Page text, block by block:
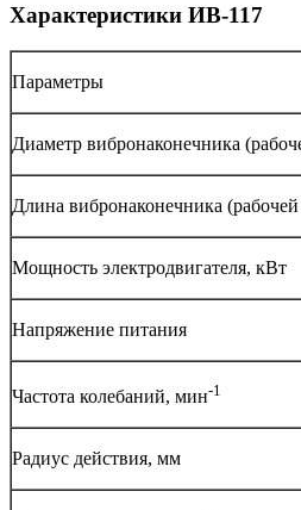
Характеристики ИВ-117
Параметры
Диаметр вибронаконечника
Длина вибронаконечника
Мощность электродвигателя, кВт
Напряжение питания
Частота колебаний, мин-1
Радиус действия, мм